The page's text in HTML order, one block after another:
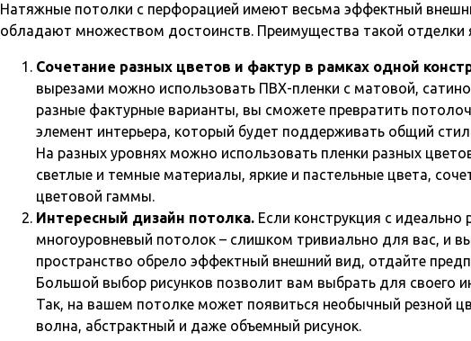
Натяжные потолки с перфорацией имеют весьма эффектный
обладают множеством достоинств. Преимущества такой
Сочетание разных цветов и фактур в рамках одной
вырезами можно использовать ПВХ-пленки с матовой,
разные фактурные варианты, вы сможете превратить
элемент интерьера, который будет поддерживать общий
На разных уровнях можно использовать пленки разных
светлые и темные материалы, яркие и пастельные цвета,
цветовой гаммы.
Интересный дизайн потолка. Если конструкция с
многоуровневый потолок – слишком тривиально для вас, и
пространство обрело эффектный внешний вид, отдайте
Большой выбор рисунков позволит вам выбрать для своего
Так, на вашем потолке может появиться необычный резной
волна, абстрактный и даже объемный рисунок.